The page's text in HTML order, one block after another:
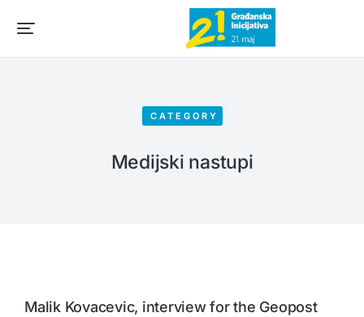
CATEGORY
Medijski nastupi
Malik Kovacevic, interview for the Geopost